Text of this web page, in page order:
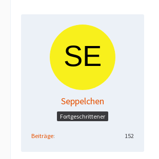
Seppelchen
Fortgeschrittener
Beiträge 152